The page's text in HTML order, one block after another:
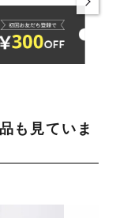
も見ていま